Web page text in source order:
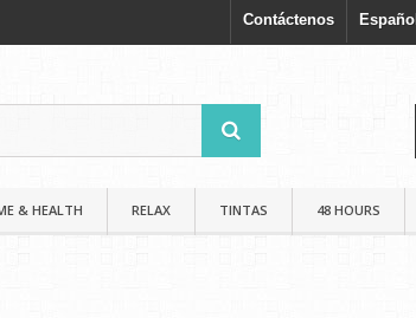
Español
Contáctenos
& HEALTH RELAX TINTAS 48 HOURS